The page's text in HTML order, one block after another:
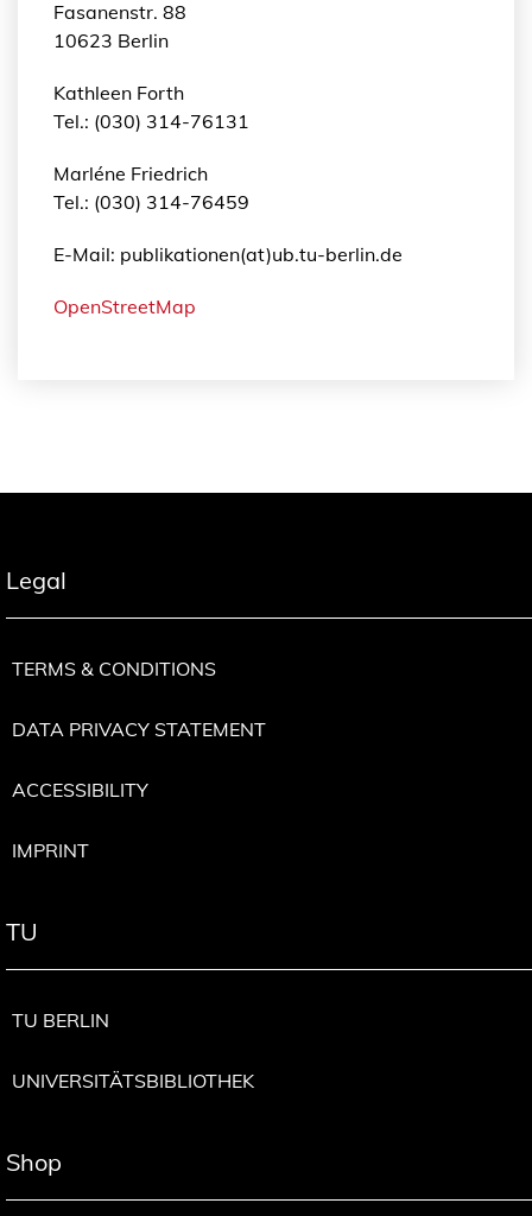
Fasanenstr. 88
10623 Berlin
Kathleen Forth
Tel.: (030) 314-76131
Marléne Friedrich
Tel.: (030) 314-76459
E-Mail: publikationen(at)ub.tu-berlin.de
OpenStreetMap
Legal
TERMS & CONDITIONS
DATA PRIVACY STATEMENT
ACCESSIBILITY
IMPRINT
TU
TU BERLIN
UNIVERSITÄTSBIBLIOTHEK
Shop